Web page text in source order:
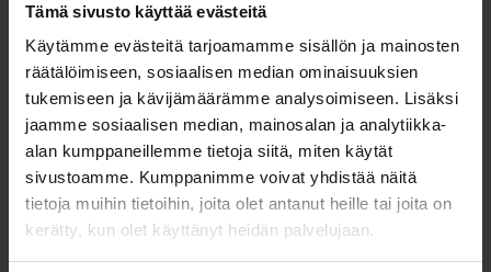
Tämä sivusto käyttää evästeitä
Käytämme evästeitä tarjoamamme sisällön ja mainosten
räätälöimiseen, sosiaalisen median ominaisuuksien
tukemiseen ja kävijämäärämme analysoimiseen. Lisäksi
jaamme sosiaalisen median, mainosalan ja analytiikka-
alan kumppaneillemme tietoja siitä, miten käytät
sivustoamme. Kumppanimme voivat yhdistää näitä
tietoja muihin tietoihin, joita olet antanut heille tai joita on
kerätty, kun olet käyttänyt heidän palvelujaan.
leikkaamalla on mahdollista tehdä myös 1-2 paneelinen
tuki. Tukeen voidaan leikata reikä esim. dreeniaukkoa
varten. VELCRO-tarran ansiosta tuki voidaan kiinnittää
aina uudelleen ja potilas pystyy itse säätämään tuen
määrää, sillä tarra kiinnittyy ympäri vyötä. Dale-
abdominaalituki on monikäyttöinen ja pestävä. Tuki ei
sisällä lateksia.
* HUOM! Alla ilmoitetut pituudet ovat